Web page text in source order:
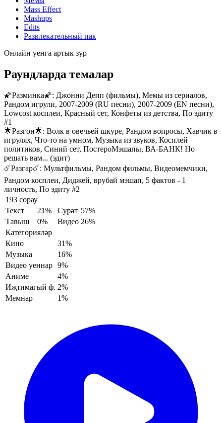
Mass Effect
Mashups
Edits
Развлекательный пак
Онлайн уенга артык зур
Раундларда темалар
🌠Разминка🌠: Джонни Депп (фильмы), Мемы из сериалов,
Рандом игрули, 2007-2009 (RU песни), 2007-2009 (EN песни),
Lowcost косплеи, Красный сет, Конфеты из детства, По эдиту
#1
🌟Разгон🌟: Волк в овечьей шкуре, Рандом вопросы, Хавчик в
игрулях, Что-то на умном, Музыка из звуков, Косплей
политиков, Синий сет, ПостероМэшапы, ВА-БАНК! Но
решать вам... (эдит)
☄️Разгар☄️: Мультфильмы, Рандом фильмы, Видеомемчики,
Рандом косплеи, Диджей, врубай мэшап, 5 фактов - 1
личность, По эдиту #2
193 сорау
Текст
21% Сурәт 57%
Тавыш
0% Видео 26%
Категорияләр
Кино
31%
Музыка
16%
Видео уеннар 9%
Аниме
4%
Иҗтимагый ф. 2%
Мемнар
1%